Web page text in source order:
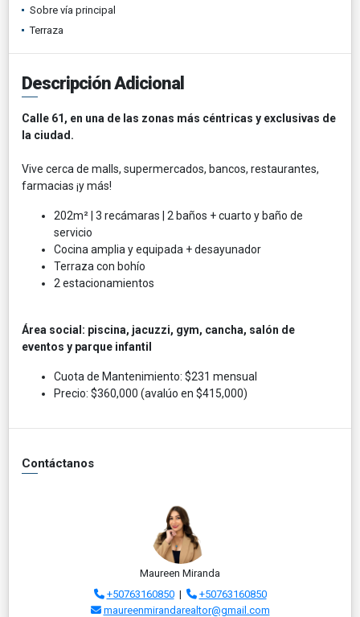
Sobre vía principal
Terraza
Descripción Adicional
Calle 61, en una de las zonas más céntricas y exclusivas de
la ciudad.
Vive cerca de malls, supermercados, bancos, restaurantes,
farmacias ¡y más!
202m² | 3 recámaras | 2 baños + cuarto y baño de
servicio
Cocina amplia y equipada + desayunador
Terraza con bohío
2 estacionamientos
Área social: piscina, jacuzzi, gym, cancha, salón de
eventos y parque infantil
Cuota de Mantenimiento: $231 mensual
Precio: $360,000 (avalúo en $415,000)
Contáctanos
Maureen Miranda
+50763160850|
+50763160850
maureenmirandarealtor@gmail.com